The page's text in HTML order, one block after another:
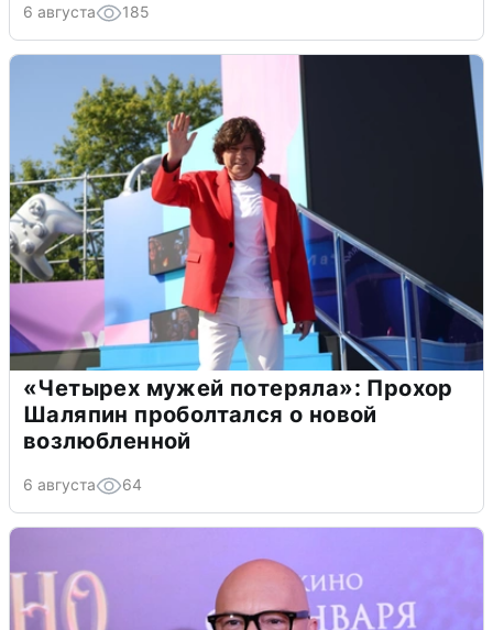
6 августа 185
«Четырех мужей потеряла»: Прохор
Шаляпин проболтался о новой
возлюбленной
6 августа 64